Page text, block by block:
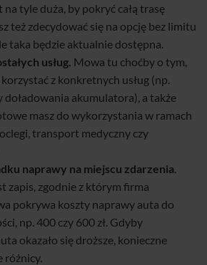
tyle duża, by pokryć całą trasę
też zdecydować się na opcję bez limitu
taka będzie aktualnie dostępna.
usług. Mowa tu choćby o tym,
z konkretnych usług (np.
doładowania akumulatora), a także
masz do wykorzystania w ramach
transport medyczny czy
naprawy na miejscu zdarzenia.
zapis, zgodnie z którym firma
pokrywa koszty naprawy auta do
np. 400 czy 600 zł. Gdyby
okazało się droższe, konieczne
różnicy.